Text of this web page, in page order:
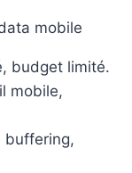
mobile
budget limité.
mobile,
buffering,